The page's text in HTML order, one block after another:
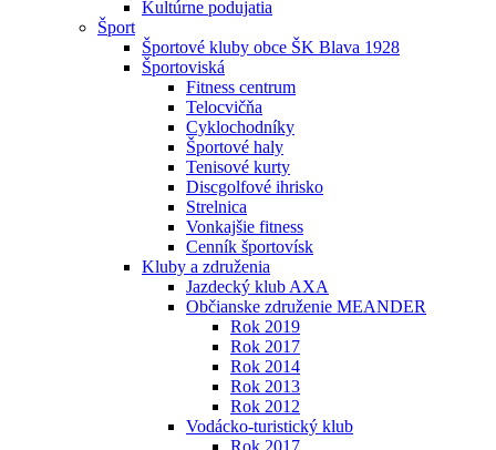
Kultúrne podujatia
Šport
Športové kluby obce ŠK Blava 1928
Športoviská
Fitness centrum
Telocvičňa
Cyklochodníky
Športové haly
Tenisové kurty
Discgolfové ihrisko
Strelnica
Vonkajšie fitness
Cenník športovísk
Kluby a združenia
Jazdecký klub AXA
Občianske združenie MEANDER
Rok 2019
Rok 2017
Rok 2014
Rok 2013
Rok 2012
Vodácko-turistický klub
Rok 2017